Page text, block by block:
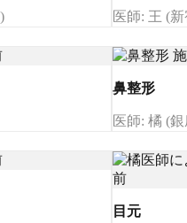
医師: 王 (
鼻整形
医師: 橘 (
目元